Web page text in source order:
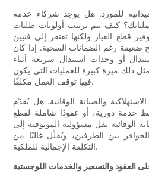
للمورد. هل يوجد شركاء خدمة
كيف يتم ترتيب أولويات طلبات
قطع الغيار ولكنها تفتقر إلى فنيين
ضعيفة رغم الضمانات السخية. إذا كان
أو وحدات استبدال سريعة أثناء
ذلك ميزة كبيرة للعمليات التي يكون
فيها توقف العمل مكلفًا.
والصيانة الوقائية. هل يُقدّم
خدمة دورية، أو عقودًا شاملة لقطع
الوقائية نقل مسؤولية الموثوقية إلى
بين الطرفين، ويُقلّل غالبًا من
التكلفة الإجمالية للملكية.
العقود والتسعير والخدمات اللوجستية